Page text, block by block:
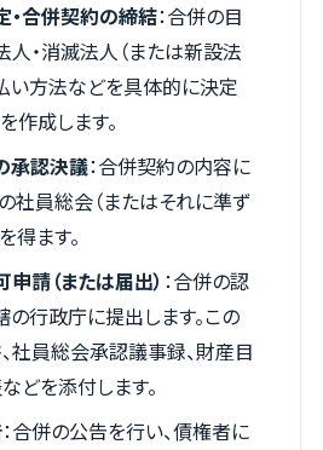
合併契約の締結：合併の目
人・消滅法人（または新設法
い方法などを具体的に決定
作成します。
承認決議：合併契約の内容に
社員総会（またはそれに準ず
得ます。
請（または届出） ：合併の認
行政庁に提出します。この
社員総会承認議事録、財産目
どを添付します。
：合併の公告を行い、債権者に